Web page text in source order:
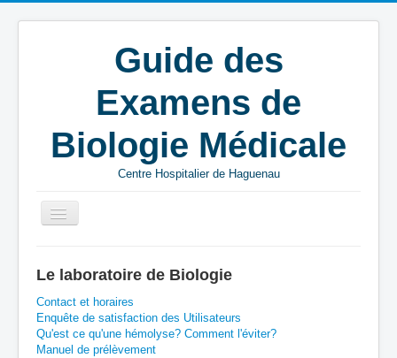
Guide des
Examens de
Biologie Médicale
Centre Hospitalier de Haguenau
Outils - Documents
Le laboratoire de Biologie
Contact et horaires
Enquête de satisfaction des Utilisateurs
Qu'est ce qu'une hémolyse? Comment l'éviter?
Manuel de prélèvement